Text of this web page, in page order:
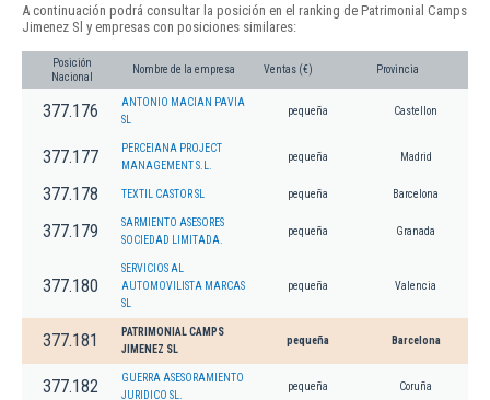
A continuación podrá consultar la posición en el ranking de Patrimonial Camps
Jimenez Sl y empresas con posiciones similares:
Posición
Nacional
Nombre de la empresa Ventas (€) Provincia
377.176
ANTONIO MACIAN PAVIA
SL
pequeña Castellon
377.177
PERCEIANA PROJECT
MANAGEMENT S.L.
pequeña Madrid
377.178 TEXTIL CASTOR SL pequeña Barcelona
377.179
SARMIENTO ASESORES
SOCIEDAD LIMITADA.
pequeña Granada
377.180
SERVICIOS AL
AUTOMOVILISTA MARCAS
SL
pequeña Valencia
377.181
PATRIMONIAL CAMPS
JIMENEZ SL
pequeña Barcelona
377.182
GUERRA ASESORAMIENTO
JURIDICO SL.
pequeña Coruña